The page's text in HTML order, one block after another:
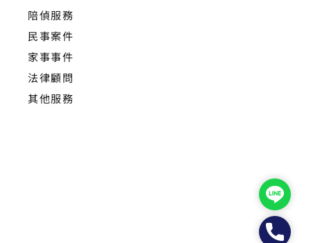
陪偵服務
民事案件
家事事件
法律顧問
其他服務
Line
Phone